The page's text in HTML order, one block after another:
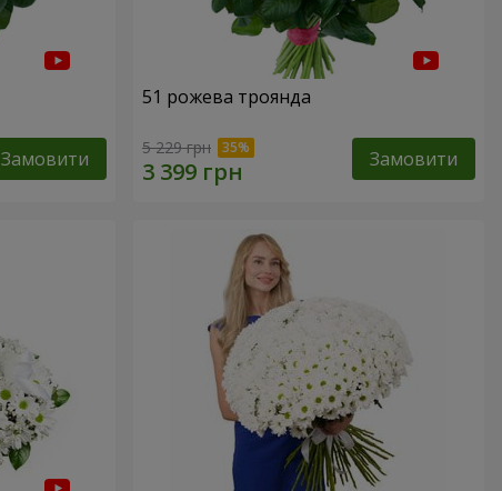
Замовити
51 рожева троянда
5 229 грн Замовити